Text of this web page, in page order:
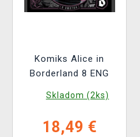
Komiks Alice in
Borderland 8 ENG
Skladom (2ks)
18,49 €